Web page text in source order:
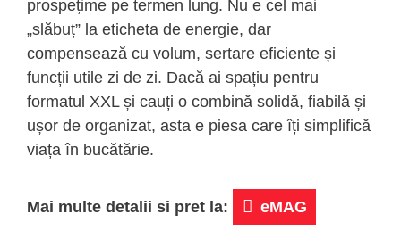
prospețime pe termen lung. Nu e cel mai
„slăbuț” la eticheta de energie, dar
compensează cu volum, sertare eficiente și
funcții utile zi de zi. Dacă ai spațiu pentru
formatul XXL și cauți o combină solidă, fiabilă și
ușor de organizat, asta e piesa care îți simplifică
viața în bucătărie.
Mai multe detalii si pret la: eMAG